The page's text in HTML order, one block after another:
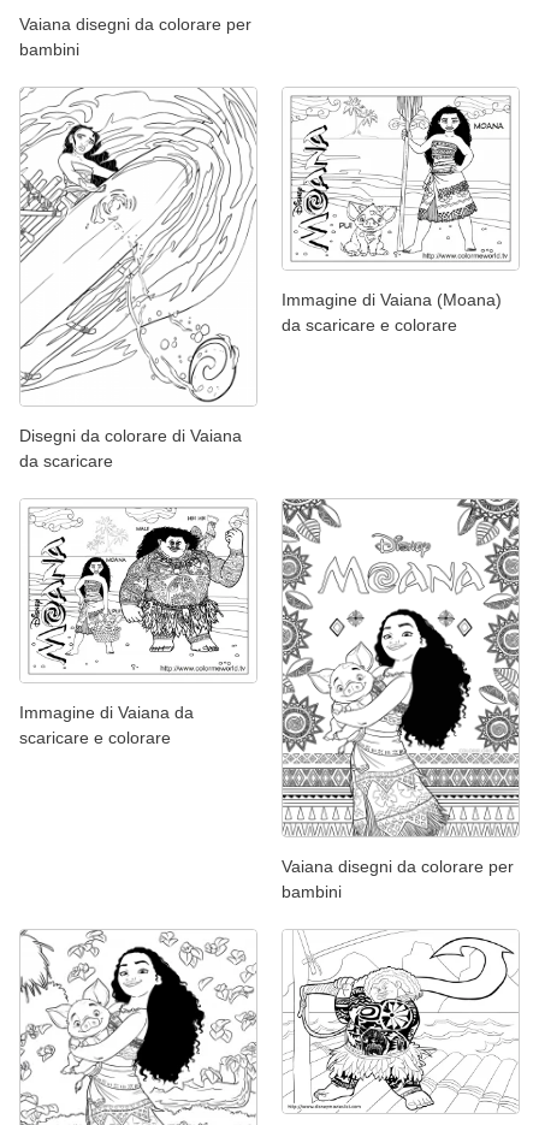
Vaiana disegni da colorare per
bambini
Disegni da colorare di Vaiana
da scaricare
Immagine di Vaiana (Moana)
da scaricare e colorare
Immagine di Vaiana da
scaricare e colorare
Vaiana disegni da colorare per
bambini